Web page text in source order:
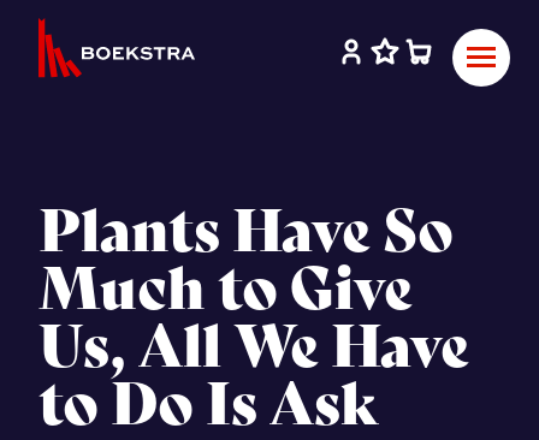
Plants Have So
Much to Give
Us, All We Have
to Do Is Ask